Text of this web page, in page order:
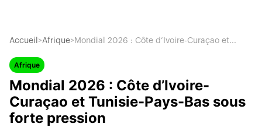
Accueil >Afrique> Mondial 2026 : Côte d’Ivoire-Curaçao et...
Afrique
Mondial 2026 : Côte d’Ivoire-
Curaçao et Tunisie-Pays-Bas sous
forte pression